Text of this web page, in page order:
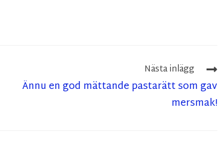
Nästa inlägg
Ännu en god mättande pastarätt som gav
mersmak!